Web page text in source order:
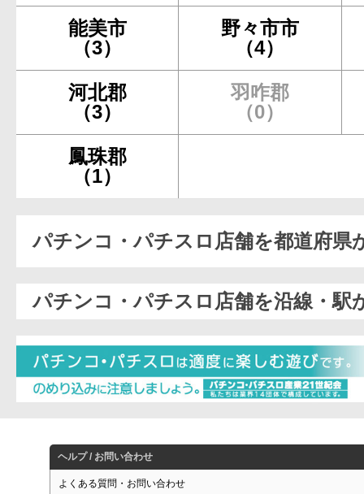
能美市
（3）
野々市市
（4）
河北郡
（3）
羽咋郡
（0）
鳳珠郡
（1）
パチンコ・パチスロ店舗を都道府県
パチンコ・パチスロ店舗を沿線・駅
ヘルプ / お問い合わせ
よくある質問・お問い合わせ